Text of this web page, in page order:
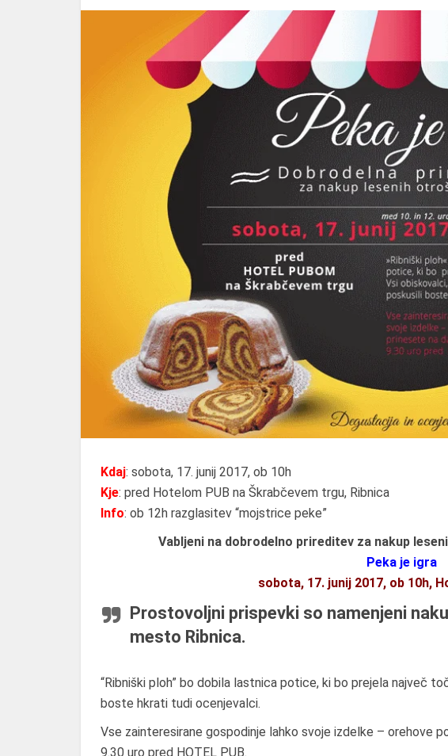
Kdaj: sobota, 17. junij 2017, ob 10h
Kje: pred Hotelom PUB na Škrabčevem trgu, Ribnica
Info: ob 12h razglasitev “mojstrice peke”
Vabljeni na dobrodelno prireditev za nakup
Peka je igra
sobota, 17. junij 2017, ob 10h,
Prostovoljni prispevki so namenjeni
mesto Ribnica.
“Ribniški ploh” bo dobila lastnica potice, ki bo prejela največ
boste hkrati tudi ocenjevalci.
Vse zainteresirane gospodinje lahko svoje izdelke – orehove
9.30 uro pred HOTEL PUB.